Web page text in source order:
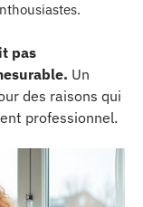
pas
Un
des raisons qui
professionnel.